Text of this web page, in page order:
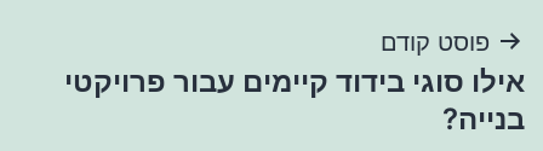
ניווט
פוסט קודם
אילו סוגי בידוד קיימים עבור פרויקטי
בנייה?